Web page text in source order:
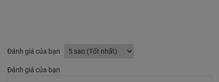
Đánh giá của bạn
Đánh giá của bạn